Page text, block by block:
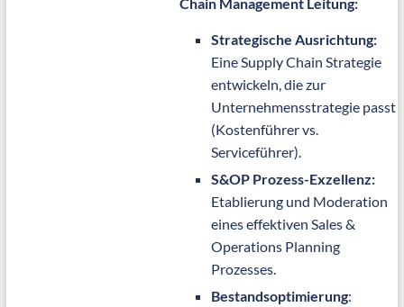
Strategische Ausrichtung:
Eine Supply Chain Strategie
entwickeln, die zur
Unternehmensstrategie passt
(Kostenführer vs.
Serviceführer).
S&OP Prozess-Exzellenz:
Etablierung und Moderation
eines effektiven Sales &
Operations Planning
Prozesses.
Bestandsoptimierung: